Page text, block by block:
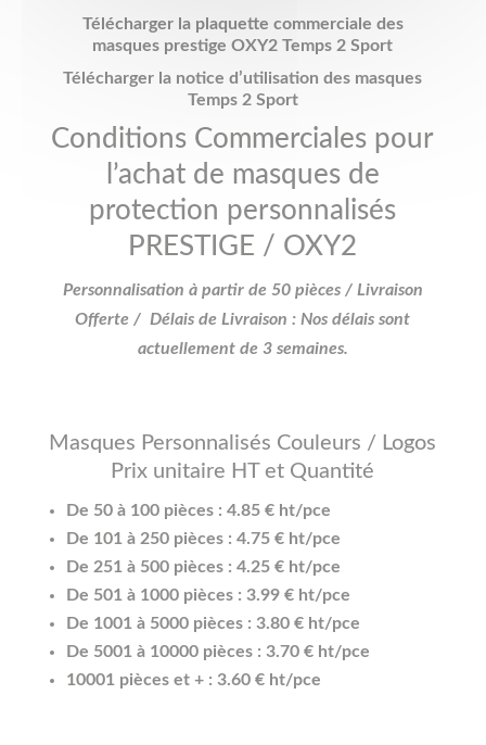
Télécharger la plaquette commerciale des
masques prestige OXY2 Temps 2 Sport
Télécharger la notice d’utilisation des masques
Temps 2 Sport
Conditions Commerciales pour
l’achat de masques de
protection personnalisés
PRESTIGE / OXY2
Personnalisation à partir de 50 pièces / Livraison
Offerte / Délais de Livraison : Nos délais sont
actuellement de 3 semaines.
Masques Personnalisés Couleurs / Logos
Prix unitaire HT et Quantité
De 50 à 100 pièces : 4.85 € ht/pce
De 101 à 250 pièces : 4.75 € ht/pce
De 251 à 500 pièces : 4.25 € ht/pce
De 501 à 1000 pièces : 3.99 € ht/pce
De 1001 à 5000 pièces : 3.80 € ht/pce
De 5001 à 10000 pièces : 3.70 € ht/pce
10001 pièces et + : 3.60 € ht/pce